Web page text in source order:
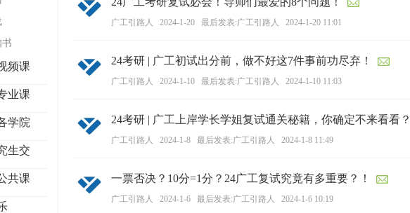
频课
业课
学院
生交
共课
广工引路人 2024-1-20 最后发表:广工引路人 2024-1-20 11:01
24考研 | 广工初试出分前，做不好这7件事前功尽弃！
广工引路人 2024-1-10 最后发表:广工引路人 2024-1-10 11:03
24考研 | 广工上岸学长学姐复试通关秘籍，你确定不来看看？
广工引路人 2024-1-8 最后发表:广工引路人 2024-1-8 11:49
一票否决？10分=1分？24广工复试究竟有多重要？！
广工引路人 2024-1-6 最后发表:广工引路人 2024-1-6 10:19